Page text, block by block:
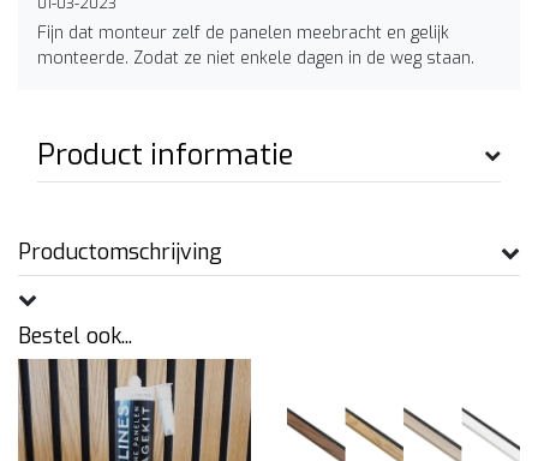
Fijn dat monteur zelf de panelen meebracht en gelijk
monteerde. Zodat ze niet enkele dagen in de weg staan.
Product informatie
Productomschrijving
Bestel ook...